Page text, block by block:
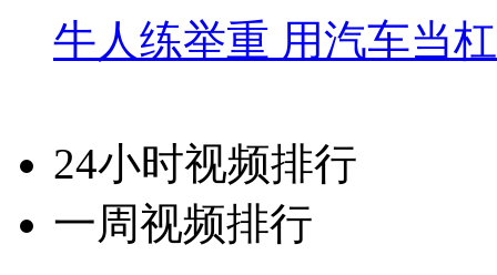
牛人练举重 用汽车当
24小时视频排行
一周视频排行